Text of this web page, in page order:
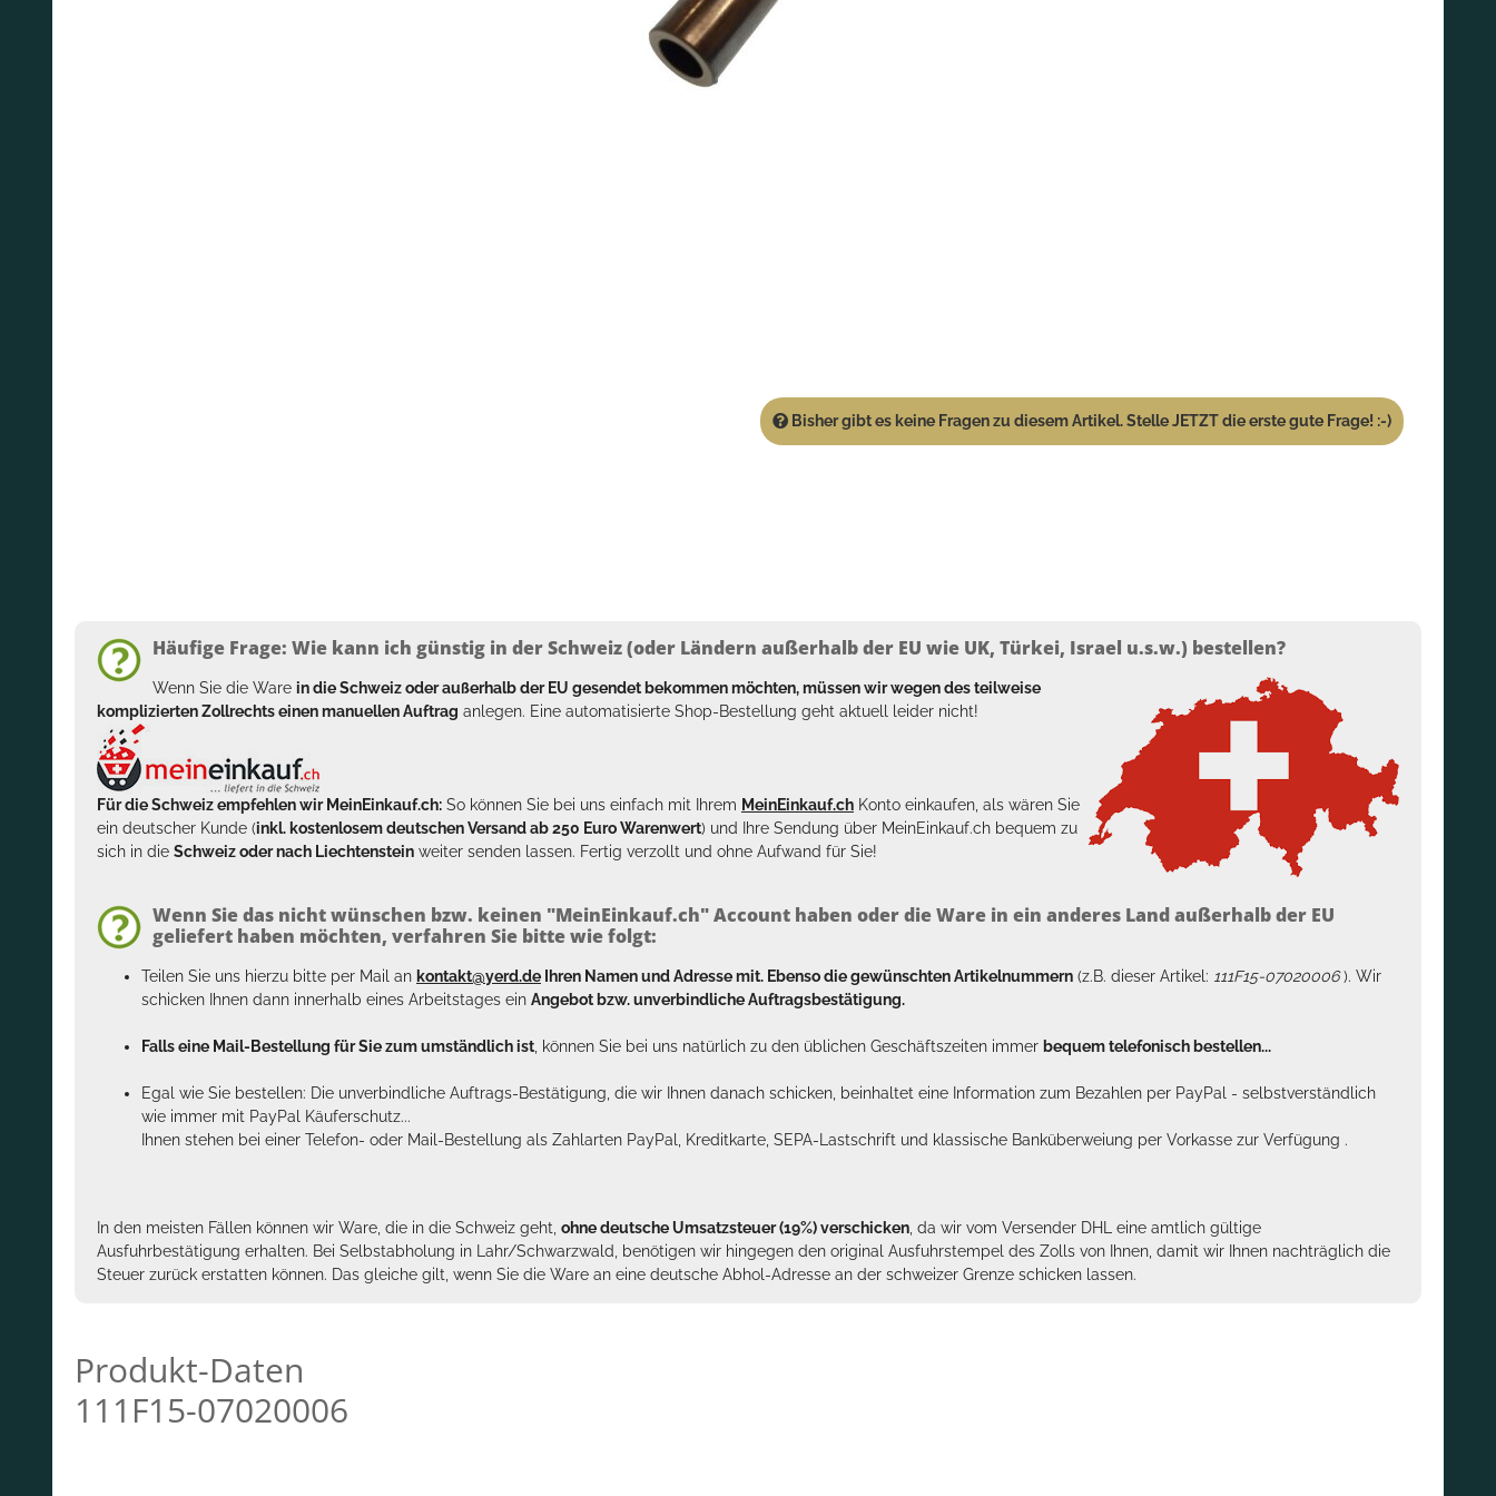
Bisher gibt es keine Fragen zu diesem Artikel. Stelle JETZT die erste gute Frage! :-)
Häufige Frage: Wie kann ich günstig in der Schweiz (oder Ländern außerhalb der EU wie UK, Türkei, Israel u.s.w.) bestellen?
Wenn Sie die Ware in die Schweiz oder außerhalb der EU gesendet bekommen möchten, müssen wir wegen des teilweise
komplizierten Zollrechts einen manuellen Auftrag anlegen. Eine automatisierte Shop-Bestellung geht aktuell leider nicht!
Für die Schweiz empfehlen wir MeinEinkauf.ch: So können Sie bei uns einfach mit Ihrem MeinEinkauf.ch Konto einkaufen, als wären Sie
ein deutscher Kunde (inkl. kostenlosem deutschen Versand ab 250 Euro Warenwert) und Ihre Sendung über MeinEinkauf.ch bequem zu
sich in die Schweiz oder nach Liechtenstein weiter senden lassen. Fertig verzollt und ohne Aufwand für Sie!
Wenn Sie das nicht wünschen bzw. keinen "MeinEinkauf.ch" Account haben oder die Ware in ein anderes Land außerhalb der EU
geliefert haben möchten, verfahren Sie bitte wie folgt:
Teilen Sie uns hierzu bitte per Mail an kontakt@yerd.de Ihren Namen und Adresse mit. Ebenso die gewünschten Artikelnummern (z.B. dieser Artikel: 111F15-07020006). Wir
schicken Ihnen dann innerhalb eines Arbeitstages ein Angebot bzw. unverbindliche Auftragsbestätigung.
Falls eine Mail-Bestellung für Sie zum umständlich ist , können Sie bei uns natürlich zu den üblichen Geschäftszeiten immer bequem telefonisch bestellen...
Egal wie Sie bestellen: Die unverbindliche Auftrags-Bestätigung, die wir Ihnen danach schicken, beinhaltet eine Information zum Bezahlen per PayPal - selbstverständlich
wie immer mit PayPal Käuferschutz...
Ihnen stehen bei einer Telefon- oder Mail-Bestellung als Zahlarten PayPal, Kreditkarte, SEPA-Lastschrift und klassische Banküberweiung per Vorkasse zur Verfügung .
In den meisten Fällen können wir Ware, die in die Schweiz geht, ohne deutsche Umsatzsteuer (19%) verschicken , da wir vom Versender DHL eine amtlich gültige
Ausfuhrbestätigung erhalten. Bei Selbstabholung in Lahr/Schwarzwald, benötigen wir hingegen den original Ausfuhrstempel des Zolls von Ihnen, damit wir Ihnen nachträglich die
Steuer zurück erstatten können. Das gleiche gilt, wenn Sie die Ware an eine deutsche Abhol-Adresse an der schweizer Grenze schicken lassen.
Produkt-Daten
111F15-07020006